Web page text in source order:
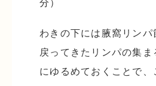
わきの下には腋窩リン
戻ってきたリンパの集
にゆるめておくことで